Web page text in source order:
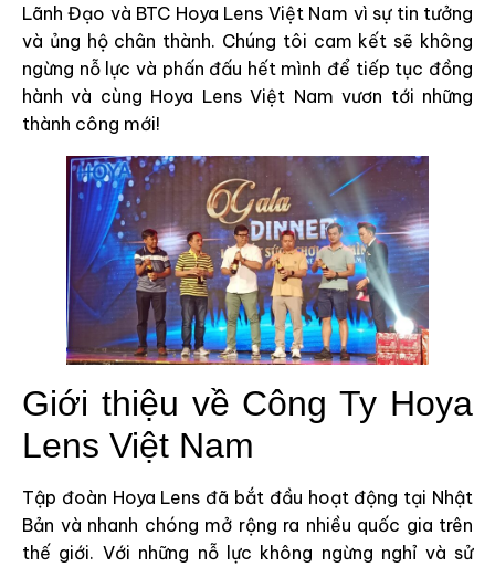
Lãnh Đạo và BTC Hoya Lens Việt Nam vì sự tin tưởng
và ủng hộ chân thành. Chúng tôi cam kết sẽ không
ngừng nỗ lực và phấn đấu hết mình để tiếp tục đồng
hành và cùng Hoya Lens Việt Nam vươn tới những
thành công mới!
Giới thiệu về Công Ty Hoya
Lens Việt Nam
Tập đoàn Hoya Lens đã bắt đầu hoạt động tại Nhật
Bản và nhanh chóng mở rộng ra nhiều quốc gia trên
thế giới. Với những nỗ lực không ngừng nghỉ và sử